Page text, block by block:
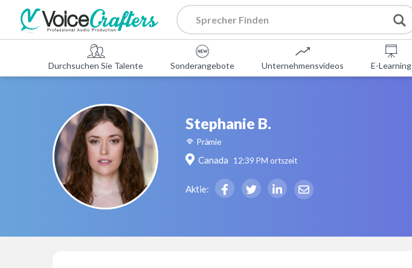
Durchsuchen Sie Talente Sonderangebote Unternehmensvideos E-Learning
Stephanie B.
Prämie
Canada 12:39 PM ortszeit
Aktie: